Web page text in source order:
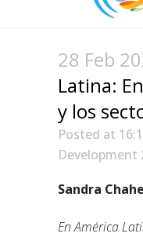
28 Feb
Latina:
y los
Posted at
Development
Sandra
En América